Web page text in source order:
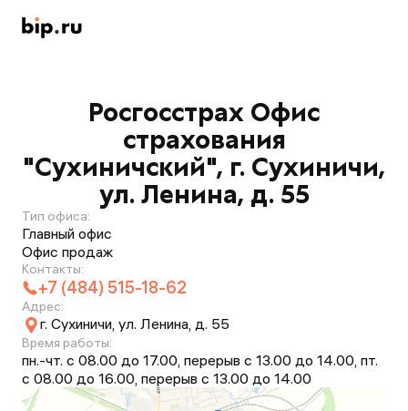
Росгосстрах Офис
страхования
"Сухиничский", г. Сухиничи,
ул. Ленина, д. 55
Тип офиса:
Главный офис
Офис продаж
Контакты:
+7 (484) 515-18-62
Адрес:
г. Сухиничи, ул. Ленина, д. 55
Время работы:
пн.-чт. с 08.00 до 17.00, перерыв с 13.00 до 14.00, пт.
с 08.00 до 16.00, перерыв с 13.00 до 14.00